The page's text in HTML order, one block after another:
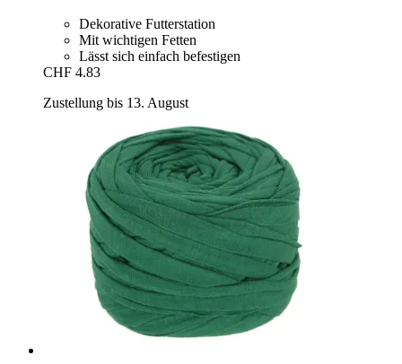
Dekorative Futterstation
Mit wichtigen Fetten
Lässt sich einfach befestigen
CHF 4.83
Zustellung bis 13. August